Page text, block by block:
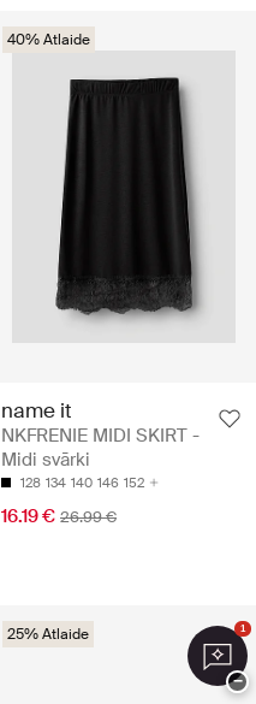
40% Atlaide
name it
NKFRENIE MIDI SKIRT -
Midi svārki
128 134 140 146 152
16.19 € 26.99 €
25% Atlaide 1
−